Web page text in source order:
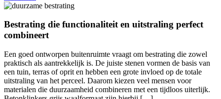
Bestrating die functionaliteit en uitstraling perfect
combineert
Een goed ontworpen buitenruimte vraagt om bestrating die zowel
praktisch als aantrekkelijk is. De juiste stenen vormen de basis van
een tuin, terras of oprit en hebben een grote invloed op de totale
uitstraling van het perceel. Daarom kiezen veel mensen voor
materialen die duurzaamheid combineren met een tijdloos uiterlijk.